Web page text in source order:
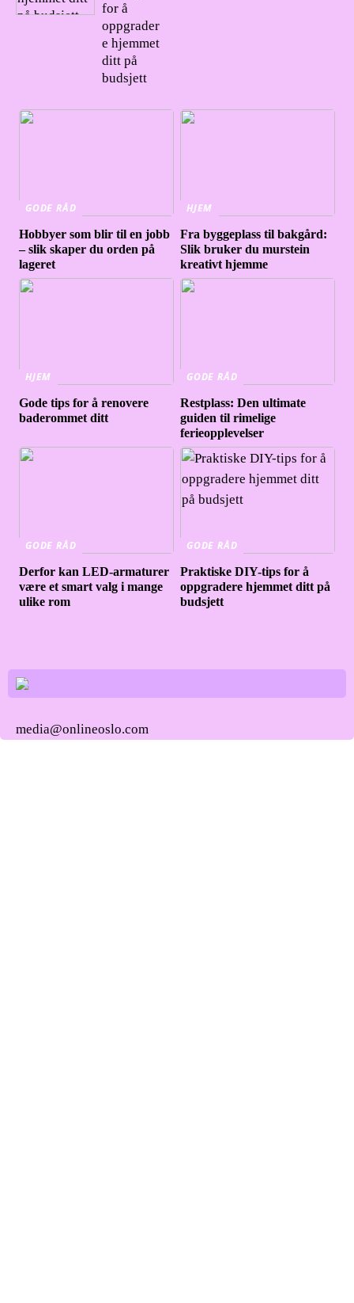
for å
oppgrader
e hjemmet
ditt på
budsjett
GODE RÅD
Hobbyer som blir til en jobb
– slik skaper du orden på
lageret
HJEM
Fra byggeplass til bakgård:
Slik bruker du murstein
kreativt hjemme
HJEM
Gode tips for å renovere
baderommet ditt
GODE RÅD
Restplass: Den ultimate
guiden til rimelige
ferieopplevelser
GODE RÅD
Derfor kan LED-armaturer
være et smart valg i mange
ulike rom
GODE RÅD
Praktiske DIY-tips for å
oppgradere hjemmet ditt på
budsjett
media@onlineoslo.com